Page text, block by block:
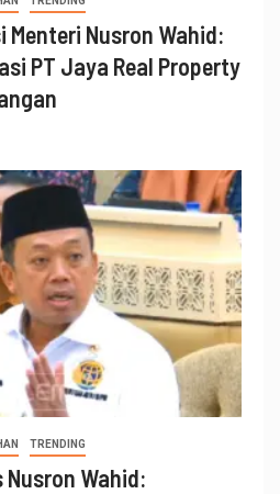
Nusron Wahid:
PT Jaya Real Property
TRENDING
Nusron Wahid: